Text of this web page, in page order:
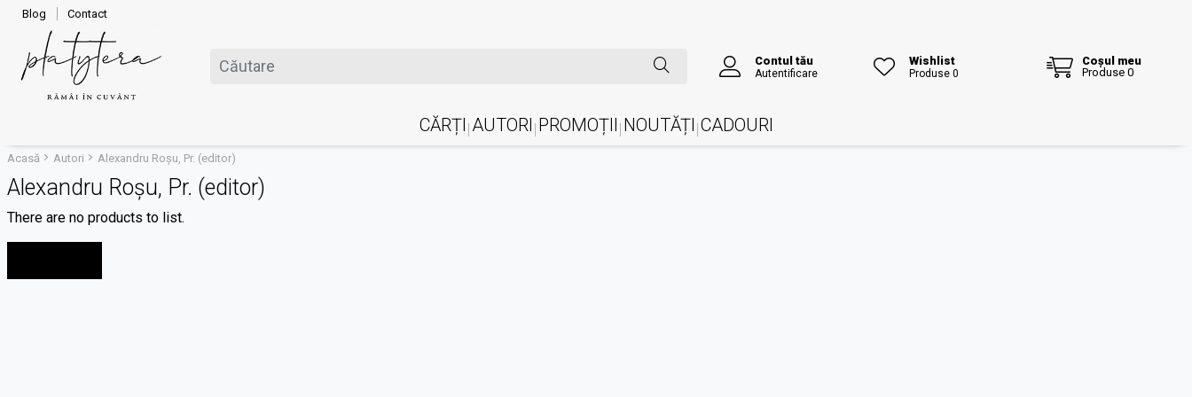
Blog Contact
Contul tău
Autentificare
Wishlist
Produse 0
Coșul meu
Produse 0
CĂRȚI AUTORI PROMOȚII NOUTĂȚI CADOURI
Acasă Autori Alexandru Roșu, Pr. (editor)
Alexandru Roșu, Pr. (editor)
There are no products to list.